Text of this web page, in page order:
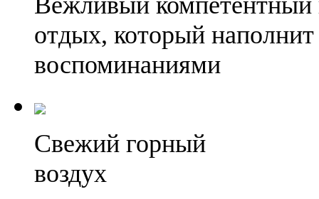
отдых, который
воспоминаниями
Свежий горный
воздух